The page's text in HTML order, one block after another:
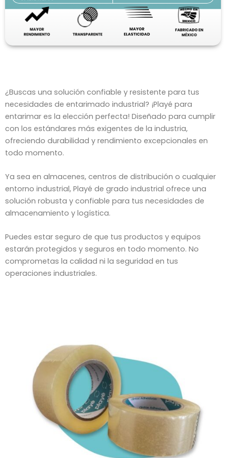
¿Buscas una solución confiable y resistente para tus
necesidades de entarimado industrial? ¡Playé para
entarimar es la elección perfecta! Diseñado para cumplir
con los estándares más exigentes de la industria,
ofreciendo durabilidad y rendimiento excepcionales en
todo momento.
Ya sea en almacenes, centros de distribución o cualquier
entorno industrial, Playé de grado industrial ofrece una
solución robusta y confiable para tus necesidades de
almacenamiento y logística.
Puedes estar seguro de que tus productos y equipos
estarán protegidos y seguros en todo momento. No
comprometas la calidad ni la seguridad en tus
operaciones industriales.